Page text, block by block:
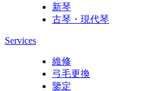
新琴
古琴・現代琴
Services
維修
弓毛更換
鑒定